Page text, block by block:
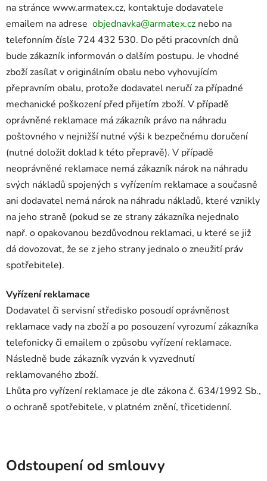
na stránce www.armatex.cz, kontaktuje dodavatele
emailem na adrese objednavka@armatex.cz nebo na
telefonním čísle 724 432 530. Do pěti pracovních dnů
bude zákazník informován o dalším postupu. Je vhodné
zboží zasílat v originálním obalu nebo vyhovujícím
přepravním obalu, protože dodavatel neručí za případné
mechanické poškození před přijetím zboží. V případě
oprávněné reklamace má zákazník právo na náhradu
poštovného v nejnižší nutné výši k bezpečnému doručení
(nutné doložit doklad k této přepravě). V případě
neoprávněné reklamace nemá zákazník nárok na náhradu
svých nákladů spojených s vyřízením reklamace a současně
ani dodavatel nemá nárok na náhradu nákladů, které vznikly
na jeho straně (pokud se ze strany zákazníka nejednalo
např. o opakovanou bezdůvodnou reklamaci, u které se již
dá dovozovat, že se z jeho strany jednalo o zneužití práv
spotřebitele).
Vyřízení reklamace
Dodavatel či servisní středisko posoudí oprávněnost
reklamace vady na zboží a po posouzení vyrozumí zákazníka
telefonicky či emailem o způsobu vyřízení reklamace.
Následně bude zákazník vyzván k vyzvednutí
reklamovaného zboží.
Lhůta pro vyřízení reklamace je dle zákona č. 634/1992 Sb.,
o ochraně spotřebitele, v platném znění, třicetidenní.
Odstoupení od smlouvy